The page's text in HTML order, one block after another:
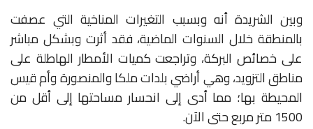
وبين الشريدة أنه وبسبب التغيرات المناخية التي عصفت
بالمنطقة خلال السنوات الماضية، فقد أثرت وبشكل مباشر
على خصائص البركة، وتراجعت كميات الأمطار الهاطلة على
مناطق التزويد، وهي أراضي بلدات ملكا والمنصورة وأم قيس
المحيطة بها؛ مما أدى إلى انحسار مساحتها إلى أقل من
1500 متر مربع حتى الآن
.